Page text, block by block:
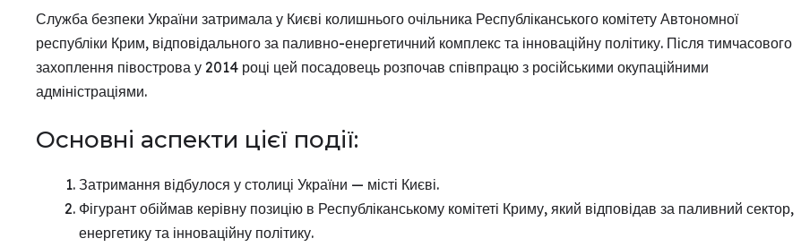
Служба безпеки України затримала у Києві колишнього очільника Республіканського комітету Автономної
республіки Крим, відповідального за паливно-енергетичний комплекс та інноваційну політику. Після тимчасового
захоплення півострова у 2014 році цей посадовець розпочав співпрацю з російськими окупаційними
адміністраціями.
Основні аспекти цієї події:
Затримання відбулося у столиці України — місті Києві.
Фігурант обіймав керівну позицію в Республіканському комітеті Криму, який відповідав за паливний сектор,
енергетику та інноваційну політику.